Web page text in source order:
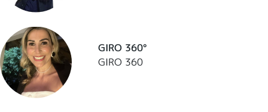
GIRO 360°
GIRO 360